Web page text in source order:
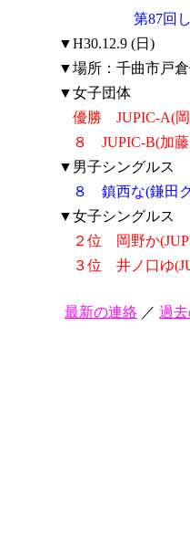
第87回
▼H30.12.9 (日)
▼場所：千曲市戸
▼女子団体
優勝 JUPIC-A(岡
８ JUPIC-B(加
▼男子シングルス
８ 鎮西な(鎌田
▼女子シングルス
２位 岡野か
３位 井ノ口ゆ
最新の連絡 ／ 過